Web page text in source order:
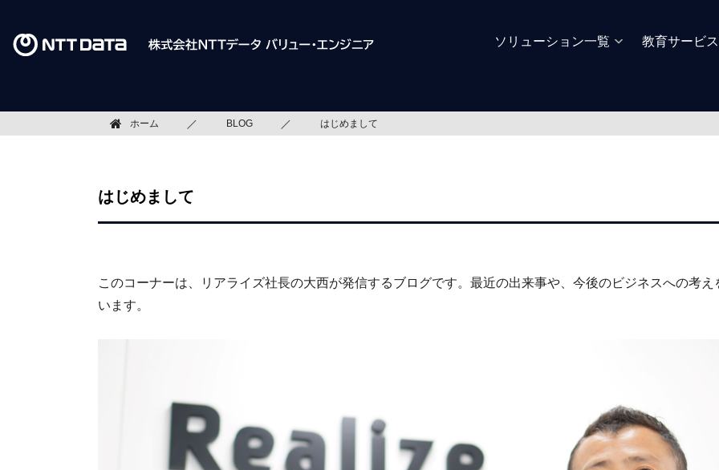
ソリューション一覧 教育サービス
ホーム BLOG はじめまして
はじめまして
このコーナーは、リアライズ社長の大西が発信するブログです。最近の出来事や、今後のビジネスへの考え
います。